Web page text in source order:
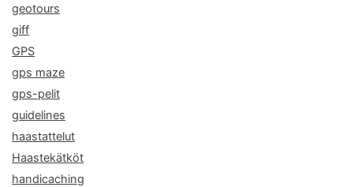
geotours
giff
GPS
gps maze
gps-pelit
guidelines
haastattelut
Haastekätköt
handicaching